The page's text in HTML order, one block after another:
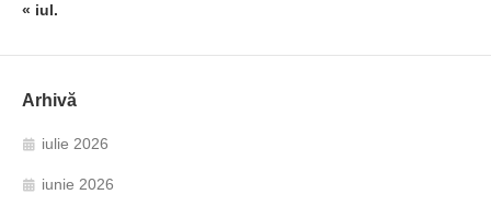
« iul.
Arhivă
iulie 2026
iunie 2026